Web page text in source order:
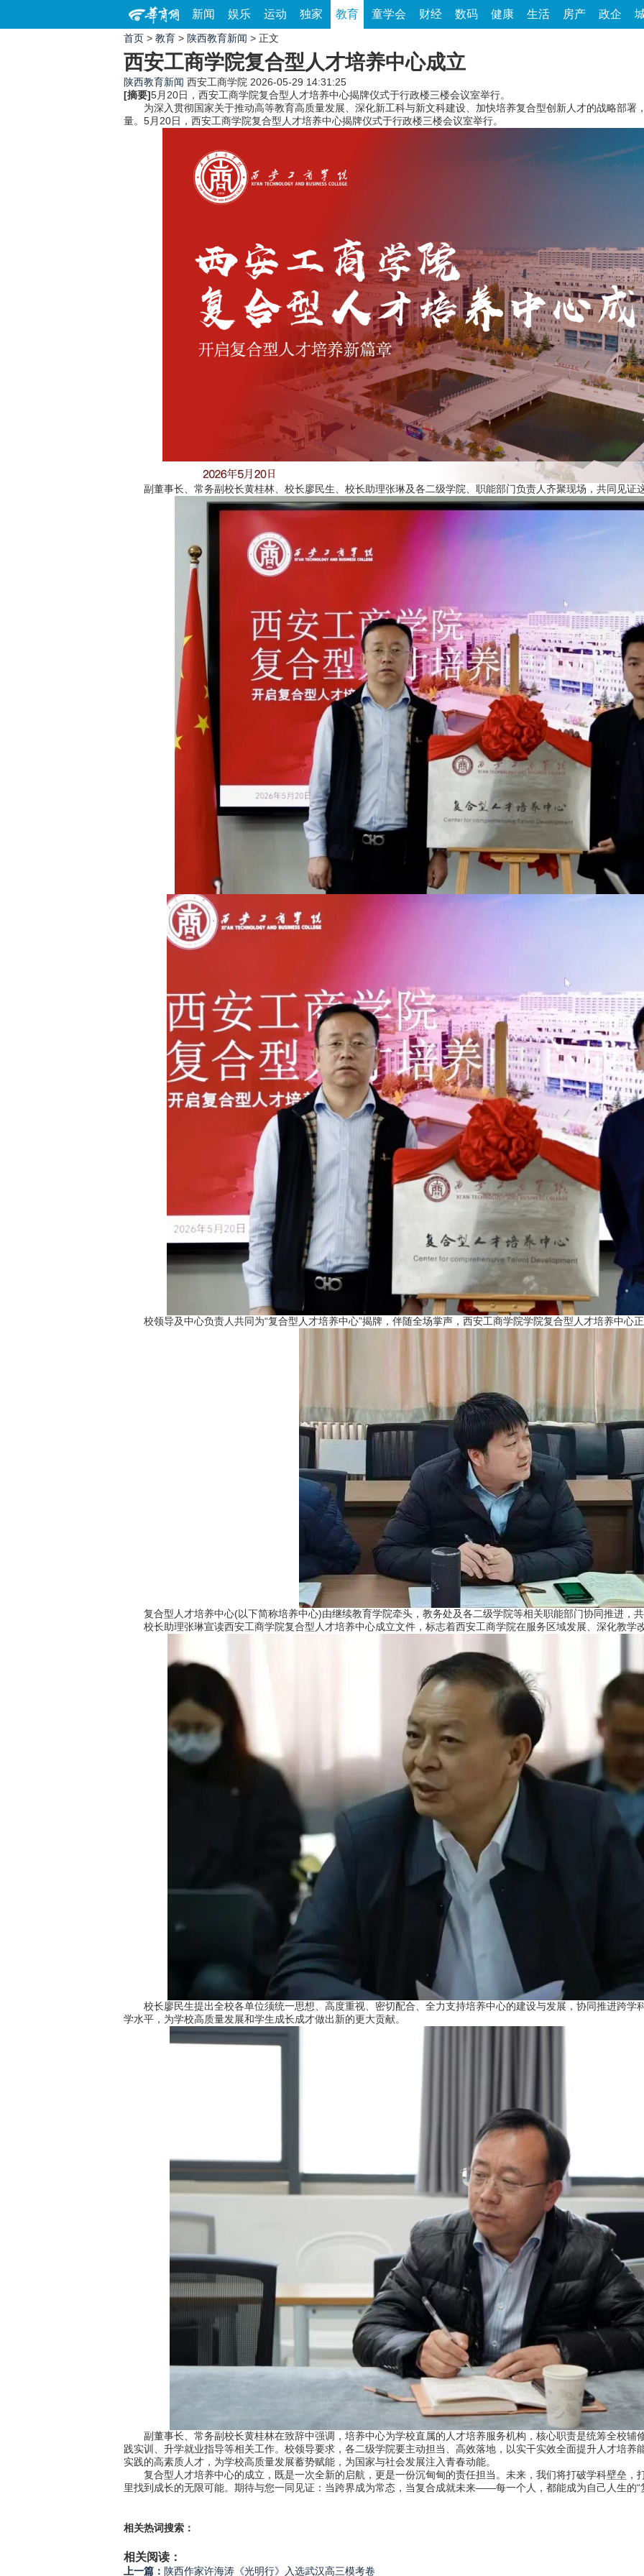
新闻 娱乐 运动 独家 教育 童学会 财经 数码 健康 生活 房产 政企
首页 > 教育 > 陕西教育新闻 > 正文
西安工商学院复合型人才培养中心成立
陕西教育新闻 西安工商学院 2026-05-29 14:31:25
[摘要]5月20日，西安工商学院复合型人才培养中心揭牌仪式于行政楼三楼会议室举行。
为深入贯彻国家关于推动高等教育高质量发展、深化新工科与新文科建设、加快培养复合型创新人才的战略部署
量。5月20日，西安工商学院复合型人才培养中心揭牌仪式于行政楼三楼会议室举行。
副董事长、常务副校长黄桂林、校长廖民生、校长助理张琳及各二级学院、职能部门负责人齐聚现场，共同见证
校领导及中心负责人共同为“复合型人才培养中心”揭牌，伴随全场掌声，西安工商学院学院复合型人才培养中心
复合型人才培养中心(以下简称培养中心)由继续教育学院牵头，教务处及各二级学院等相关职能部门协同推进，
校长助理张琳宣读西安工商学院复合型人才培养中心成立文件，标志着西安工商学院在服务区域发展、深化教学
校长廖民生提出全校各单位须统一思想、高度重视、密切配合、全力支持培养中心的建设与发展，协同推进跨学
学水平，为学校高质量发展和学生成长成才做出新的更大贡献。
副董事长、常务副校长黄桂林在致辞中强调，培养中心为学校直属的人才培养服务机构，核心职责是统筹全校辅
践实训、升学就业指导等相关工作。校领导要求，各二级学院要主动担当、高效落地，以实干实效全面提升人才培养
实践的高素质人才，为学校高质量发展蓄势赋能，为国家与社会发展注入青春动能。
复合型人才培养中心的成立，既是一次全新的启航，更是一份沉甸甸的责任担当。未来，我们将打破学科壁垒，
里找到成长的无限可能。期待与您一同见证：当跨界成为常态，当复合成就未来——每一个人，都能成为自己人生的“
相关热词搜索：
相关阅读：
上一篇： 陕西作家许海涛《光明行》入选武汉高三模考卷